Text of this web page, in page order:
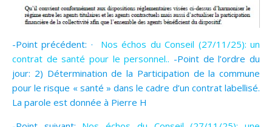
-Point précédent: · Nos échos du Conseil (27/11/25): un
contrat de santé pour le personnel.. -Point de l’ordre du
jour: 2) Détermination de la Participation de la commune
pour le risque « santé » dans le cadre d’un contrat labellisé.
La parole est donnée à Pierre H